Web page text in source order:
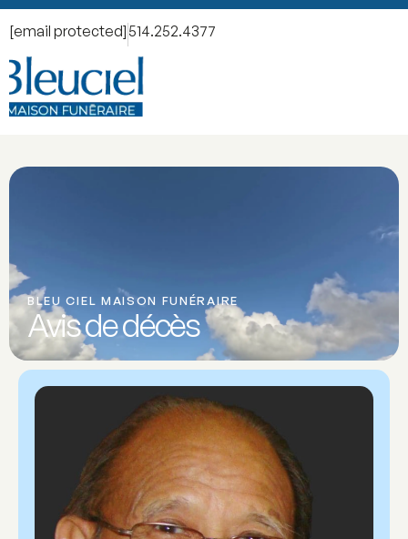
[email protected] 514.252.4377
BLEU CIEL MAISON FUNÉRAIRE
Avis de décès